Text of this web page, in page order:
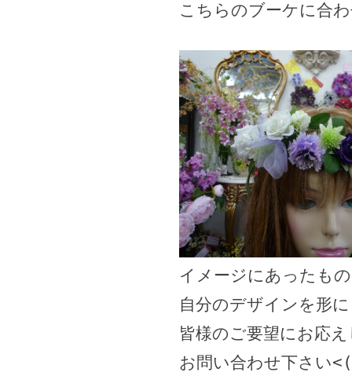
こちらのブーケに合
イメージにあったも
自分のデザインを形
皆様のご要望にお応
お問い合わせ下さい